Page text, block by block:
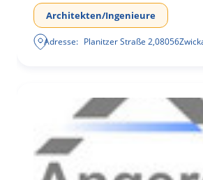
Architekten/Ingenieure
Adresse: Planitzer Straße 2,08056